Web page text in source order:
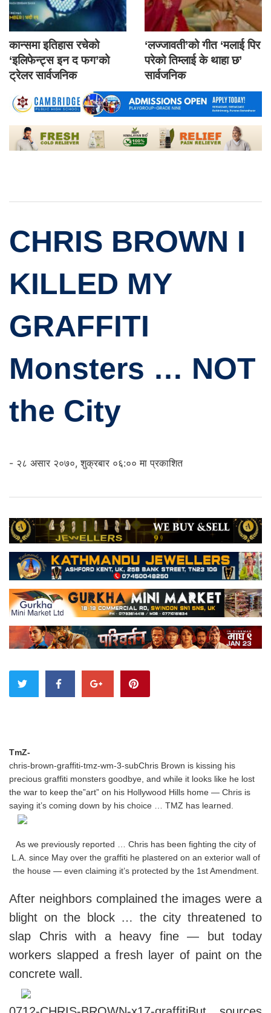
कान्समा इतिहास रचेको
‘इलिफेन्ट्स इन द फग’को
ट्रेलर सार्वजनिक
‘लज्जावती’को गीत ‘मलाई पिर
परेको तिम्लाई के थाहा छ’
सार्वजनिक
CHRIS BROWN I
KILLED MY
GRAFFITI
Monsters … NOT
the City
- २८ असार २०७०, शुक्रबार ०६:०० मा प्रकाशित
TmZ-
chris-brown-graffiti-tmz-wm-3-subChris Brown is kissing his
precious graffiti monsters goodbye, and while it looks like he lost
the war to keep the”art” on his Hollywood Hills home — Chris is
saying it’s coming down by his choice … TMZ has learned.
As we previously reported … Chris has been fighting the city of
L.A. since May over the graffiti he plastered on an exterior wall of
the house — even claiming it’s protected by the 1st Amendment.
After neighbors complained the images were a
blight on the block … the city threatened to
slap Chris with a heavy fine — but today
workers slapped a fresh layer of paint on the
concrete wall.